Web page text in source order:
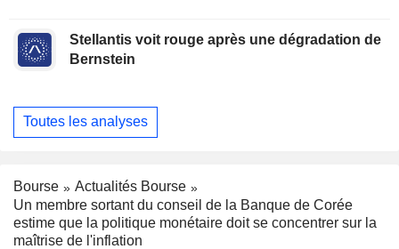
Stellantis voit rouge après une dégradation de
Bernstein
Toutes les analyses
Bourse
Actualités Bourse
Un membre sortant du conseil de la Banque de Corée
estime que la politique monétaire doit se concentrer sur la
maîtrise de l'inflation